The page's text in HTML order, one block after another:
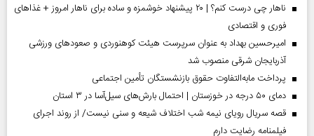
ناهار چی درست کنم؟ | ۲۰ پیشنهاد خوشمزه و ساده برای ناهار امروز + غذاهای
فوری و اقتصادی
امیرحسین بهداد به عنوان سرپرست هیئت کوهنوردی و صعودهای ورزشی
آذربایجان شرقی منصوب شد
پرداخت مابه‌التفاوت حقوق بازنشستگان تأمین اجتماعی
دمای ۵۰ درجه در خوزستان | احتمال بارش‌های سیل‌آسا در ۳ استان
قصه سریال رویای نیمه شب اختلاف شیعه و سنی نیست/ از روند اجرای
فیلمنامه رضایت دارم